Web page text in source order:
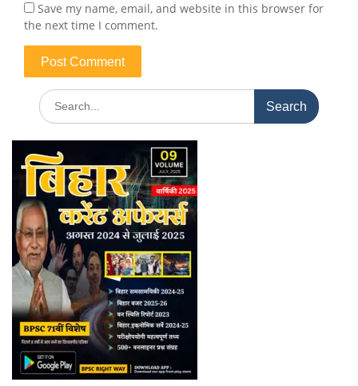
Save my name, email, and website in this browser for
the next time I comment.